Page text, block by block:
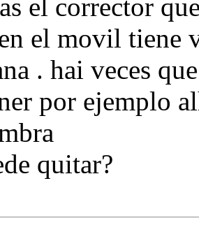
el corrector
el movil tiene
. hai veces
por ejemplo
quitar?